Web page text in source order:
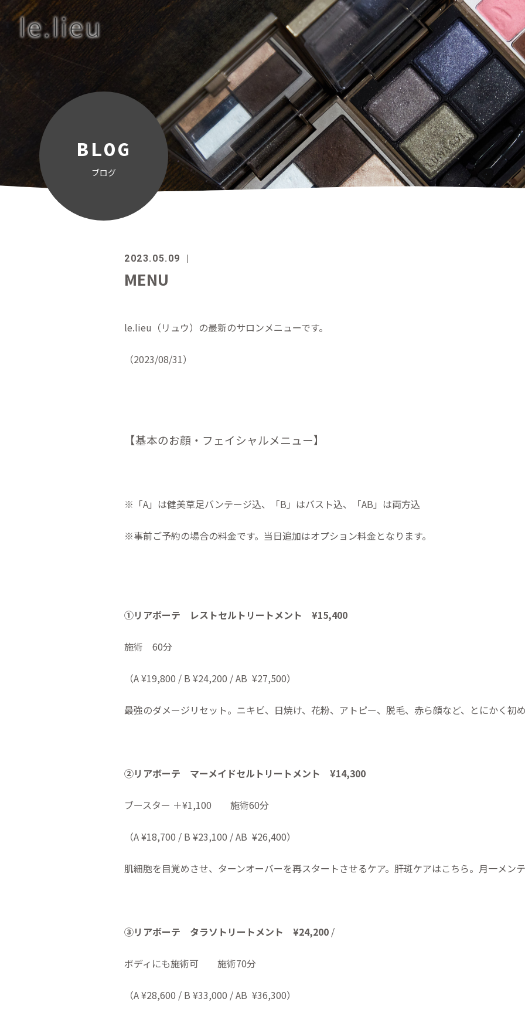
BLOG
ブログ
2023.05.09
MENU
le.lieu（リュウ）の最新のサロンメニューです。
（2023/08/31）
【基本のお顔・フェイシャルメニュー】
※「A」は健美草足バンテージ込、「B」はバスト込、「AB」は両方込
※事前ご予約の場合の料金です。当日追加はオプション料金となります。
①リアボーテ レストセルトリートメント ¥15,400
施術 60分
（A ¥19,800 / B ¥24,200 / AB ¥27,500）
最強のダメージリセット。ニキビ、日焼け、花粉、アトピー、脱毛、赤ら顔など、とにかく初
②リアボーテ マーメイドセルトリートメント ¥14,300
ブースター ＋¥1,100 施術60分
（A ¥18,700 / B ¥23,100 / AB ¥26,400）
肌細胞を目覚めさせ、ターンオーバーを再スタートさせるケア。肝斑ケアはこちら。月一メンテ
③リアボーテ タラソトリートメント ¥24,200 /
ボディにも施術可 施術70分
（A ¥28,600 / B ¥33,000 / AB ¥36,300）